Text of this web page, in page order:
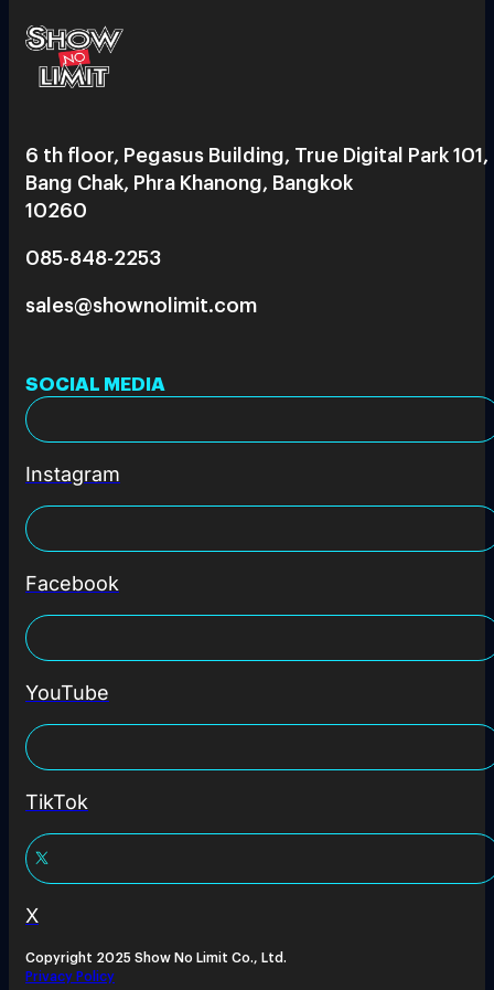
6 th floor, Pegasus Building, True Digital Park 101,
Bang Chak, Phra Khanong, Bangkok
10260
085-848-2253
sales@shownolimit.com
SOCIAL MEDIA
Instagram
Facebook
YouTube
TikTok
X
Copyright 2025 Show No Limit Co., Ltd.
Privacy Policy